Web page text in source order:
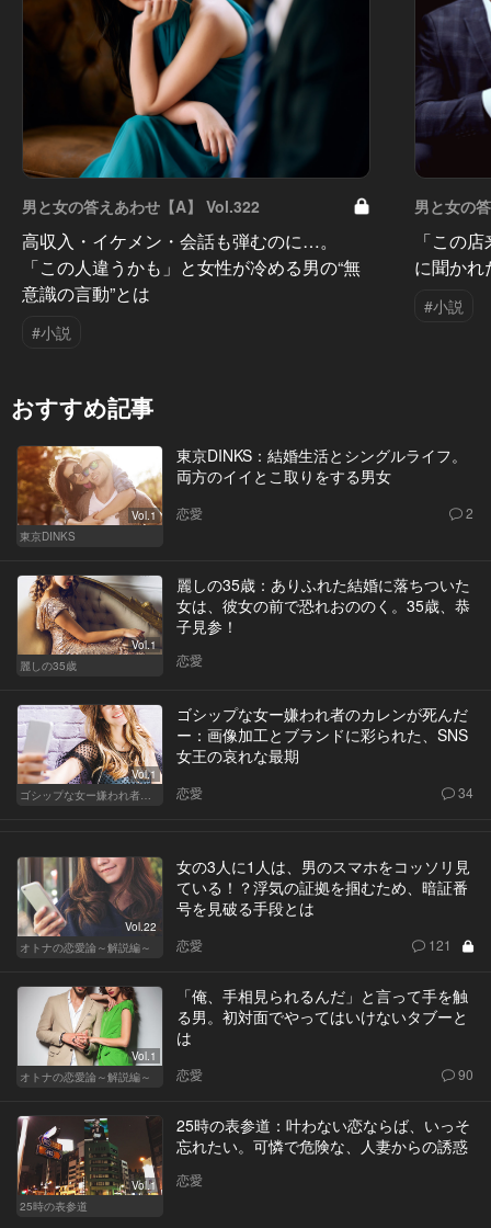
男と女の答えあわせ【A】 Vol.322
高収入・イケメン・会話も弾むのに…。
「この人違うかも」と女性が冷める男の“無
意識の言動”とは
#小説
男と女の
「この
に聞か
#小説
おすすめ記事
Vol.1
東京DINKS
東京DINKS：結婚生活とシングルライフ。
両方のイイとこ取りをする男女
恋愛 2
Vol.1
麗しの35歳
麗しの35歳：ありふれた結婚に落ちついた
女は、彼女の前で恐れおののく。35歳、恭
子見参！
恋愛
Vol.1
ゴシップな女ー嫌われ者のカレンが死んだー
ゴシップな女ー嫌われ者のカレンが死んだ
ー：画像加工とブランドに彩られた、SNS
女王の哀れな最期
恋愛 34
Vol.22
オトナの恋愛論～解説編～
女の3人に1人は、男のスマホをコッソリ見
ている！？浮気の証拠を掴むため、暗証番
号を見破る手段とは
恋愛 121
Vol.1
オトナの恋愛論～解説編～
「俺、手相見られるんだ」と言って手を触
る男。初対面でやってはいけないタブーと
は
恋愛 90
Vol.1
25時の表参道
25時の表参道：叶わない恋ならば、いっそ
忘れたい。可憐で危険な、人妻からの誘惑
恋愛